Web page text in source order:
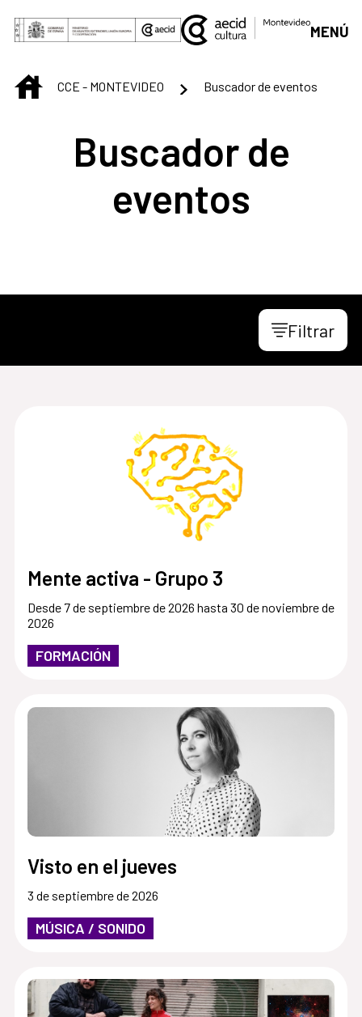
Saltar al contenido principal
MENÚ
INICIOCCE - MONTEVIDEO Buscador de eventos
Buscador de
eventos
Filtrar
Mente activa - Grupo 3
Desde 7 de septiembre de 2026 hasta 30 de noviembre de
2026
FORMACIÓN
Visto en el jueves
3 de septiembre de 2026
MÚSICA / SONIDO